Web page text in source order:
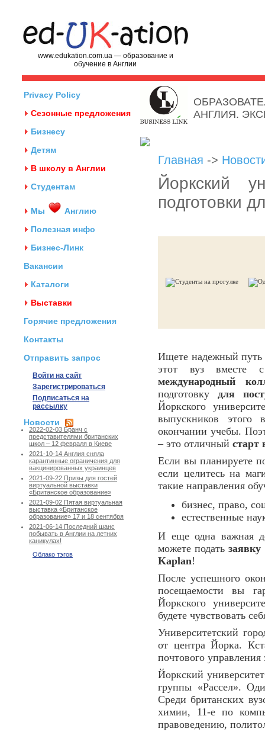
www.edukation.com.ua — образование и
обучение в Англии
Privacy Policy
Сезонные предложения
Бизнесу
Детям
В школу в Англии
Студентам
Мы
Англию
Полезная инфо
Бизнес-Линк
Вакансии
Каталоги
Выставки
Горячие предложения
Контакты
Отправить запрос
Войти на сайт
Зарегистрироваться
Подписаться на
рассылку
Новости
2022-02-03 Бранч с
представителями британских
школ – 12 февраля в Киеве
2021-10-14 Англия сняла
карантинные ограничения для
вакцинированных украинцев
2021-09-22 Призы для гостей
виртуальной выставки
«Британское образование»
2021-09-02 Пятая виртуальная
выставка «Британское
образование» 17 и 18 сентября
2021-06-14 Последний шанс
побывать в Англии на летних
каникулах!
Облако тэгов
АНГЛИЯ.
Главная ->
Йоркcкий
подготовки
Ищете надежный
этот вуз вместе
международный
подготовку для
Йоркского
выпускников этого
окончании учебы.
– это отличный старт
Если вы планируете
если целитесь на
такие направления
бизнес, право,
естественные
И еще одна важная
можете податьзаявку
Kaplan!
После успешного
посещаемости вы
Йоркского
будете чувствовать
Университетский
от центра Йорка.
почтового
Йоркский
группы «Рассел».
Среди британских
химии, 11-е по
правоведению,